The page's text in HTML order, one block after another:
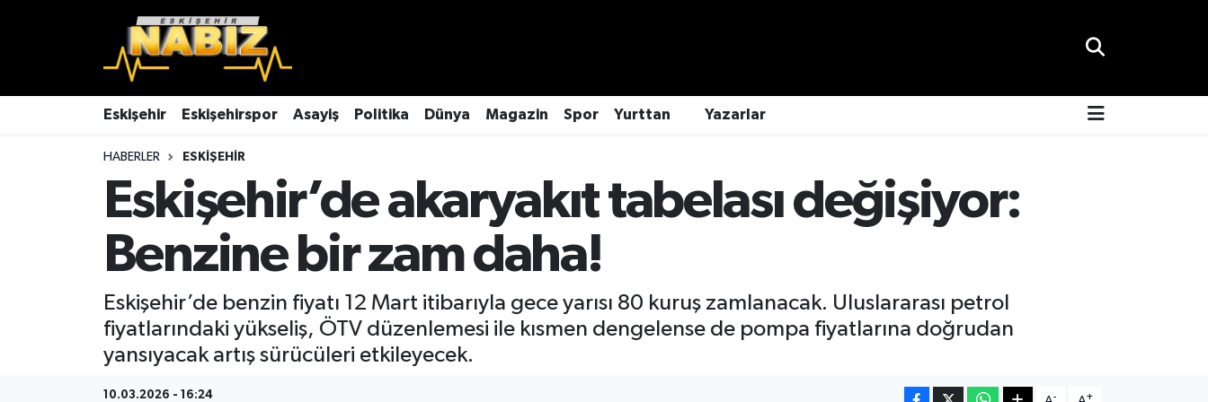
Eskişehir Eskişehirspor Asayiş Politika Dünya Magazin Spor Yurttan Yazarlar
HABERLER ESKIŞEHIR
Eskişehir’de akaryakıt tabelası değişiyor:
Benzine bir zam daha!
Eskişehir’de benzin fiyatı 12 Mart itibarıyla gece yarısı 80 kuruş zamlanacak. Uluslararası petrol
fiyatlarındaki yükseliş, ÖTV düzenlemesi ile kısmen dengelense de pompa fiyatlarına doğrudan
yansıyacak artış sürücüleri etkileyecek.
10.03.2026 - 16:24 - +
Eskişehir
Eskişehirspor
Eskişehir Hava Durumu
Eskişehir Trafik Yoğunluk Haritası
TFF 3.Lig 4.Grup Puan Durumu ve Fikstür
Tüm Manşetler
Son Dakika Haberleri
Haber Arşivi